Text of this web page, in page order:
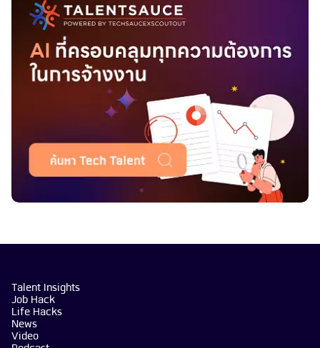
Talent Insights
Job Hack
Life Hacks
News
Video